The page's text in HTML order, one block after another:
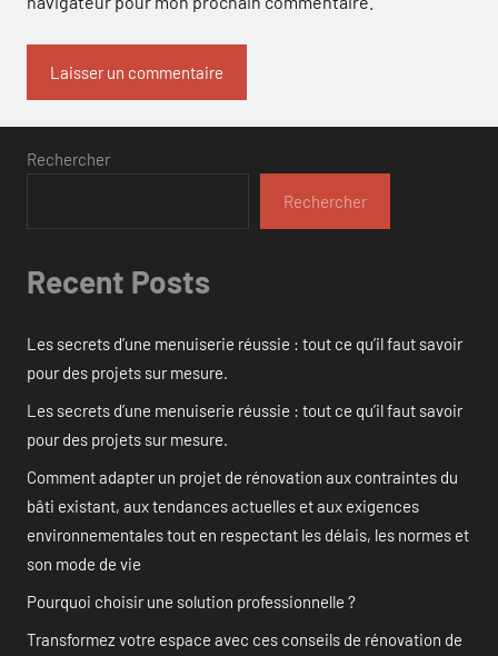
Rechercher
Rechercher
Recent Posts
Les secrets d’une menuiserie réussie : tout ce qu’il faut savoir
pour des projets sur mesure.
Les secrets d’une menuiserie réussie : tout ce qu’il faut savoir
pour des projets sur mesure.
Comment adapter un projet de rénovation aux contraintes du
bâti existant, aux tendances actuelles et aux exigences
environnementales tout en respectant les délais, les normes et
son mode de vie
Pourquoi choisir une solution professionnelle ?
Transformez votre espace avec ces conseils de rénovation de